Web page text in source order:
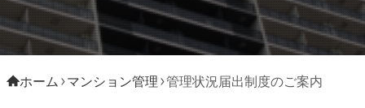
ホーム マンション管理 管理状況届出制度のご案内